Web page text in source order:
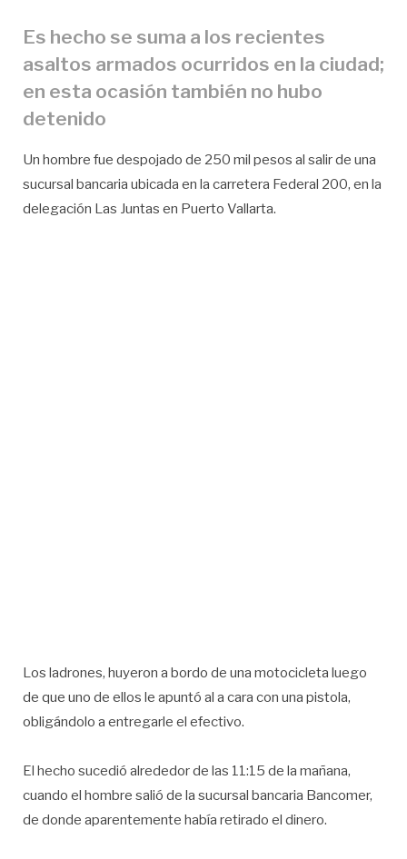
Es hecho se suma a los recientes
asaltos armados ocurridos en la ciudad;
en esta ocasión también no hubo
detenido
Un hombre fue despojado de 250 mil pesos al salir de una
sucursal bancaria ubicada en la carretera Federal 200, en la
delegación Las Juntas en Puerto Vallarta.
Los ladrones, huyeron a bordo de una motocicleta luego
de que uno de ellos le apuntó al a cara con una pistola,
obligándolo a entregarle el efectivo.
El hecho sucedió alrededor de las 11:15 de la mañana,
cuando el hombre salió de la sucursal bancaria Bancomer,
de donde aparentemente había retirado el dinero.